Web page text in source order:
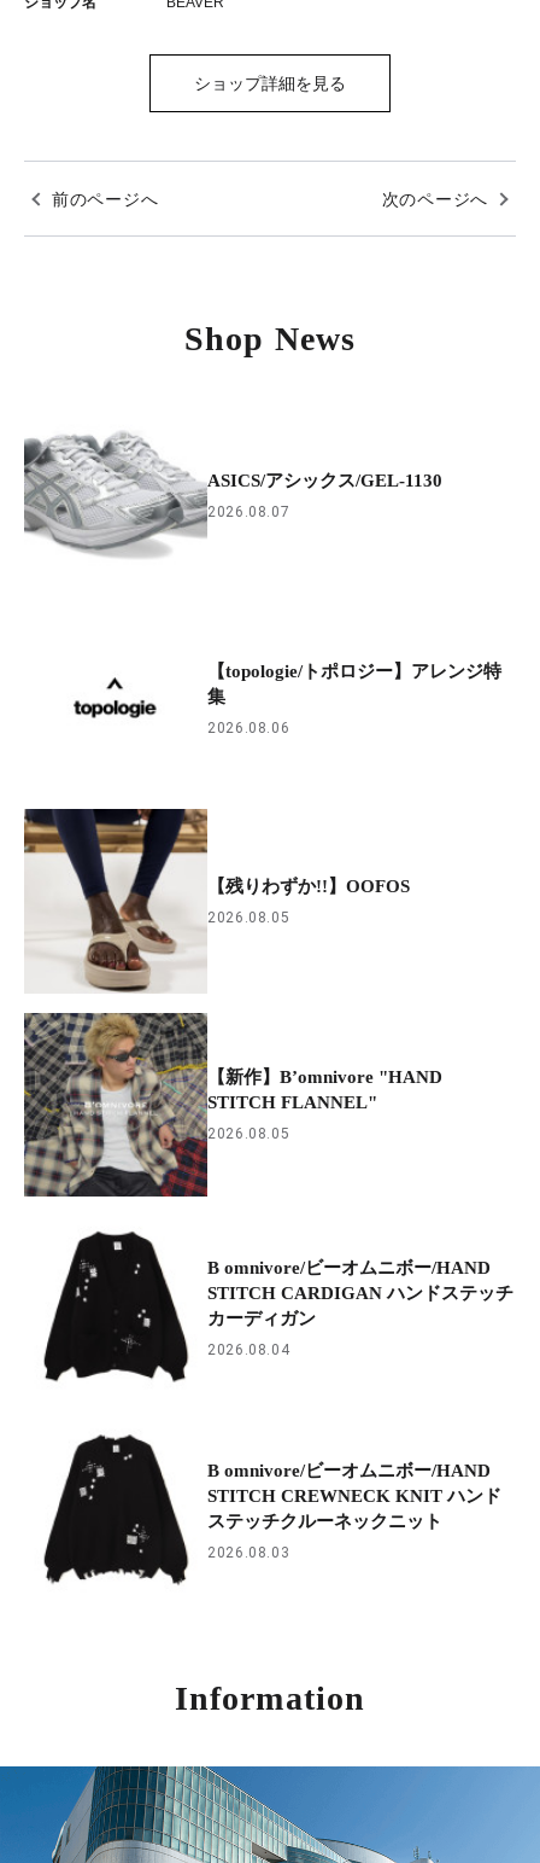
ショップ詳細を見る
前のページへ 次のページへ
Shop News
ASICS/アシックス/GEL-1130
2026.08.07
【topologie/トポロジー】アレンジ特
集
2026.08.06
【残りわずか!!】OOFOS
2026.08.05
【新作】B’omnivore "HAND
STITCH FLANNEL"
2026.08.05
B omnivore/ビーオムニボー/HAND
STITCH CARDIGAN ハンドステッチ
カーディガン
2026.08.04
B omnivore/ビーオムニボー/HAND
STITCH CREWNECK KNIT ハンド
ステッチクルーネックニット
2026.08.03
Information